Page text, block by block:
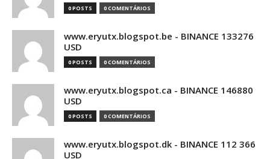
0 POSTS 0 COMENTÁRIOS
www.eryutx.blogspot.be - BINANCE 133276
USD
0 POSTS 0 COMENTÁRIOS
www.eryutx.blogspot.ca - BINANCE 146880
USD
0 POSTS 0 COMENTÁRIOS
www.eryutx.blogspot.dk - BINANCE 112 366
USD